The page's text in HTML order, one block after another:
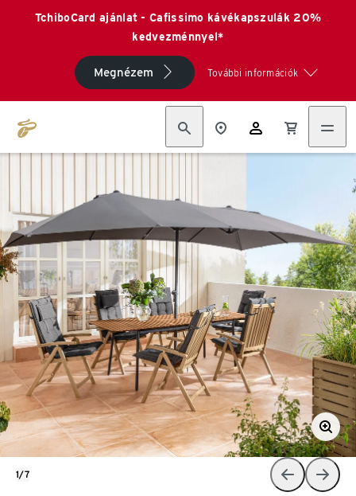
TchiboCard ajánlat - Cafissimo kávékapszulák 20%
kedvezménnyel*
Megnézem További információk
1/7